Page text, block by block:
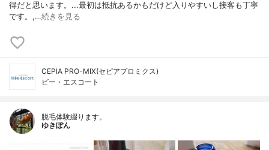
得だと思います。...最初は抵抗あるかもだけど入りやすいし接客も丁寧
です。,…続きを見る
CEPIA PRO-MIX(セピアプロミクス)
ビー・エスコート
脱毛体験綴ります。
ゆきぽん